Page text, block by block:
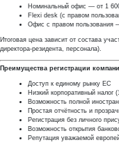
Номинальный офис — от 1
Flexi desk (с правом
Офис с правом пользования
Итоговая цена зависит от состава
директора-резидента, персонала).
Преимущества регистрации
Доступ к единому рынку ЕС
Низкий корпоративный налог
Возможность полной
Простая отчётность и
Регистрация без личного
Возможность открытия
Репутация уважаемой